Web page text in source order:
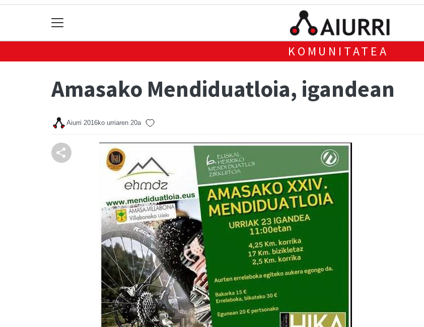
KOMUNITATEA
Amasako Mendiduatloia, igandean
Aiurri 2016ko urriaren 20a